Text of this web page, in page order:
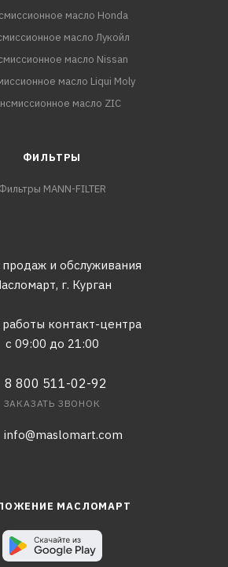
масло Honda
масло Лукойл
масло Nissan
масло Liqui Moly
масло ZIC
ФИЛЬТРЫ
Фильтры MANN-FILTER
и обслуживания
г. Курган
контакт-центра
с 09:00 до 21:00
8 800 511-02-92
ЗАКАЗАТЬ ЗВОНОК
info@maslomart.com
МАСЛОМАРТ